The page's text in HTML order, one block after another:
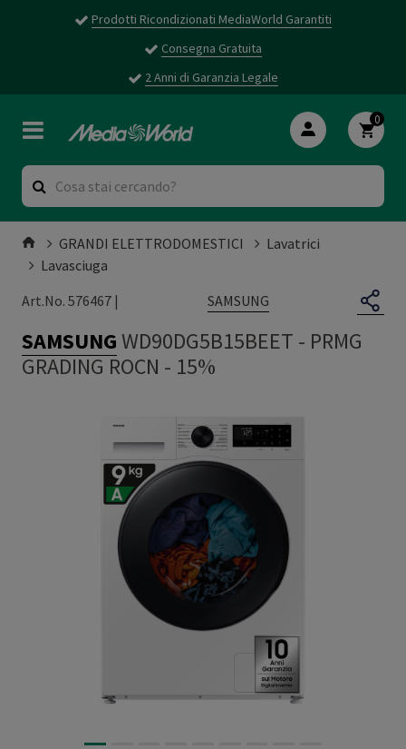
Prodotti Ricondizionati MediaWorld Garantiti
Consegna Gratuita
2 Anni di Garanzia Legale
0
GRANDI ELETTRODOMESTICI
Lavatrici
Lavasciuga
Art.No. 576467 |
SAMSUNG
SAMSUNGWD90DG5B15BEET - PRMG
GRADING ROCN - 15%